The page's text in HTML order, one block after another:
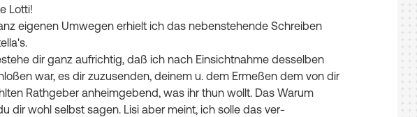
Lotti!
eigenen Umwegen erhielt ich das nebenstehende Schreiben
dir ganz aufrichtig, daß ich nach Einsichtnahme desselben
war, es dir zuzusenden, deinem u. dem Ermeßen dem von dir
Rathgeber anheimgebend, was ihr thun wollt. Das Warum
dir wohl selbst sagen. Lisi aber meint, ich solle das ver-